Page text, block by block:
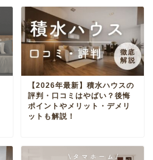
【2026年最新】積水ハウスの
評判・口コミはやばい？後悔
ポイントやメリット・デメリ
ットも解説！